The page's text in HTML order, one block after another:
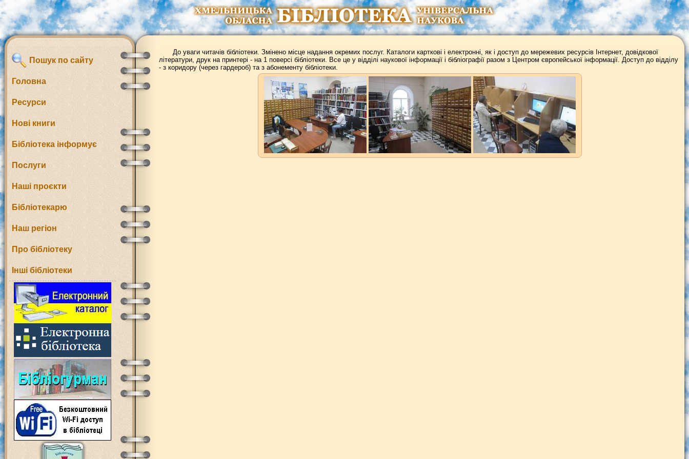
Пошук по сайту
Головна
Ресурси
Нові книги
Бібліотека інформує
Послуги
Наші проєкти
Бібліотекарю
Наш регіон
Про бібліотеку
Інші бібліотеки
До уваги читачів бібліотеки. Змінено місце надання окремих послуг. Каталоги карткові і електронні, як і доступ до мережевих ресурсів Інтернет, довідкової
літератури, друк на принтері - на 1 поверсі бібліотеки. Все це у відділі наукової інформації і бібліографії разом з Центром європейської інформації. Доступ до відділу
- з коридору (через гардероб) та з абонементу бібліотеки.